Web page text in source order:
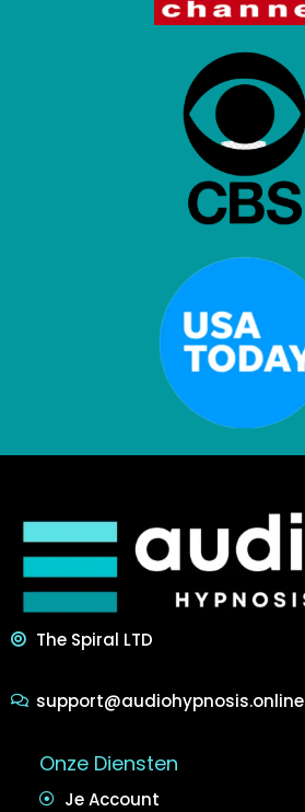
The Spiral LTD
support@audiohypnosis.online
Onze Diensten
Je Account